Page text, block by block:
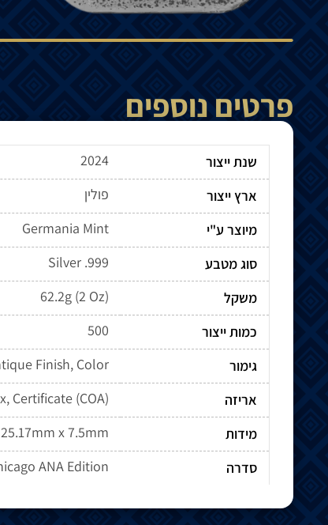
פרטים נוספים
שנת ייצור
2024
ארץ ייצור
פולין
מיוצר ע"י
Germania Mint
סוג מטבע
Silver .999
משקל
62.2g (2 Oz)
כמות ייצור
500
גימור
Finish, Color
אריזה
Certificate (COA)
מידות
x 7.5mm
סדרה
ANA Edition